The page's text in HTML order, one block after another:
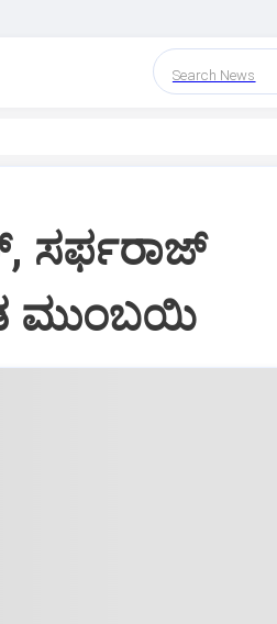
Search News
ಸರ್ಫರಾಜ್‌
ಮುಂಬಯಿ